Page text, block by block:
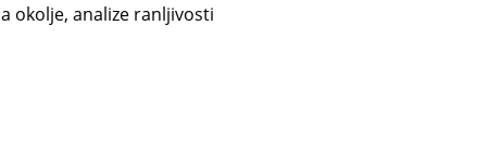
okolje, analize ranljivosti